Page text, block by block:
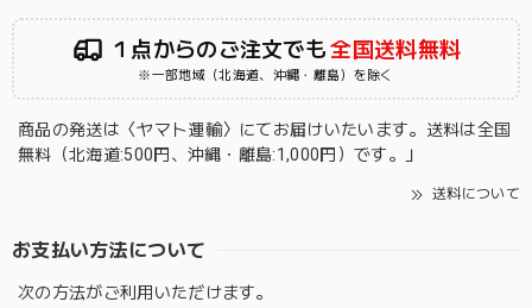
１点からのご注文でも 全国送料無料
※一部地域（北海道、沖縄・離島）を除く
商品の発送は〈ヤマト運輸〉にてお届けいたいます。送料は全国
無料（北海道:500円、沖縄・離島:1,000円）です。」
送料について
お支払い方法について
次の方法がご利用いただけます。